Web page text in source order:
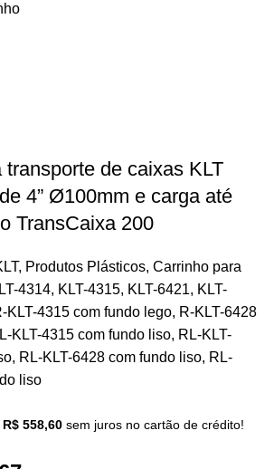
transporte de caixas KLT
4” Ø100mm e carga até
TransCaixa 200
, Produtos Plásticos, Carrinho para
4314, KLT-4315, KLT-6421, KLT-
KLT-4315 com fundo lego, R-KLT-6428
KLT-4315 com fundo liso, RL-KLT-
, RL-KLT-6428 com fundo liso, RL-
liso
R$ 558,60 sem juros no cartão de crédito!